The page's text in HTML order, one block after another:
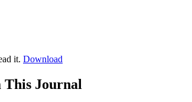
it. Download
Journal